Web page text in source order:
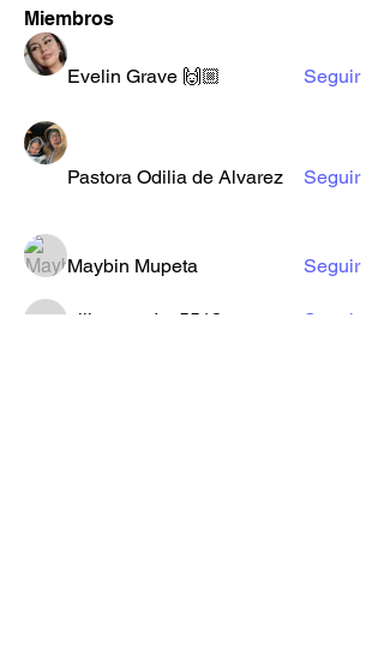
Miembros
Evelin Grave 🙌🏼 Seguir
Pastora Odilia de Alvarez Seguir
Maybin Mupeta Seguir
elihernandez5513
Seguir